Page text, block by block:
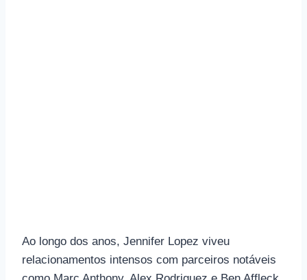
Ao longo dos anos, Jennifer Lopez viveu
relacionamentos intensos com parceiros notáveis